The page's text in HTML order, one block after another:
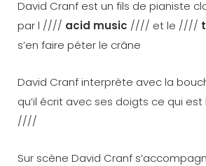
David Cranf est un fils de pianiste
par l //// acid music //// et le ////
s’en faire péter le crâne
David Cranf interprète avec la
qu’il écrit avec ses doigts ce qui
////
Sur scène David Cranf